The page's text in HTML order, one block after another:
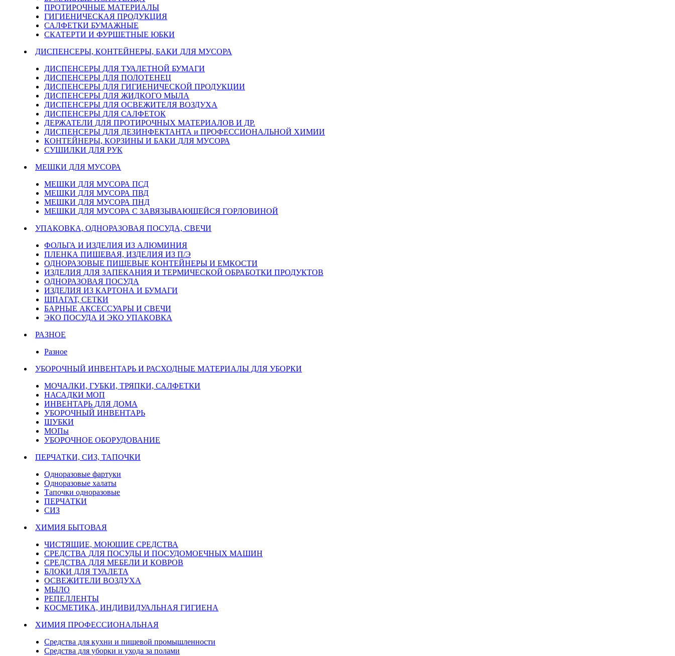
ПРОТИРОЧНЫЕ МАТЕРИАЛЫ
ГИГИЕНИЧЕСКАЯ ПРОДУКЦИЯ
САЛФЕТКИ БУМАЖНЫЕ
СКАТЕРТИ И ФУРШЕТНЫЕ ЮБКИ
ДИСПЕНСЕРЫ, КОНТЕЙНЕРЫ, БАКИ ДЛЯ МУСОРА
ДИСПЕНСЕРЫ ДЛЯ ТУАЛЕТНОЙ БУМАГИ
ДИСПЕНСЕРЫ ДЛЯ ПОЛОТЕНЕЦ
ДИСПЕНСЕРЫ ДЛЯ ГИГИЕНИЧЕСКОЙ ПРОДУКЦИИ
ДИСПЕНСЕРЫ ДЛЯ ЖИДКОГО МЫЛА
ДИСПЕНСЕРЫ ДЛЯ ОСВЕЖИТЕЛЯ ВОЗДУХА
ДИСПЕНСЕРЫ ДЛЯ САЛФЕТОК
ДЕРЖАТЕЛИ ДЛЯ ПРОТИРОЧНЫХ МАТЕРИАЛОВ И ДР.
ДИСПЕНСЕРЫ ДЛЯ ДЕЗИНФЕКТАНТА и ПРОФЕССИОНАЛЬНОЙ ХИМИИ
КОНТЕЙНЕРЫ, КОРЗИНЫ И БАКИ ДЛЯ МУСОРА
СУШИЛКИ ДЛЯ РУК
МЕШКИ ДЛЯ МУСОРА
МЕШКИ ДЛЯ МУСОРА ПСД
МЕШКИ ДЛЯ МУСОРА ПВД
МЕШКИ ДЛЯ МУСОРА ПНД
МЕШКИ ДЛЯ МУСОРА С ЗАВЯЗЫВАЮЩЕЙСЯ ГОРЛОВИНОЙ
УПАКОВКА, ОДНОРАЗОВАЯ ПОСУДА, СВЕЧИ
ФОЛЬГА И ИЗДЕЛИЯ ИЗ АЛЮМИНИЯ
ПЛЕНКА ПИЩЕВАЯ, ИЗДЕЛИЯ ИЗ П/Э
ОДНОРАЗОВЫЕ ПИЩЕВЫЕ КОНТЕЙНЕРЫ И ЕМКОСТИ
ИЗДЕЛИЯ ДЛЯ ЗАПЕКАНИЯ И ТЕРМИЧЕСКОЙ ОБРАБОТКИ ПРОДУКТОВ
ОДНОРАЗОВАЯ ПОСУДА
ИЗДЕЛИЯ ИЗ КАРТОНА И БУМАГИ
ШПАГАТ, СЕТКИ
БАРНЫЕ АКСЕССУАРЫ И СВЕЧИ
ЭКО ПОСУДА И ЭКО УПАКОВКА
РАЗНОЕ
Разное
УБОРОЧНЫЙ ИНВЕНТАРЬ И РАСХОДНЫЕ МАТЕРИАЛЫ ДЛЯ УБОРКИ
МОЧАЛКИ, ГУБКИ, ТРЯПКИ, САЛФЕТКИ
НАСАДКИ МОП
ИНВЕНТАРЬ ДЛЯ ДОМА
УБОРОЧНЫЙ ИНВЕНТАРЬ
ШУБКИ
МОПы
УБОРОЧНОЕ ОБОРУДОВАНИЕ
ПЕРЧАТКИ, СИЗ, ТАПОЧКИ
Одноразовые фартуки
Одноразовые халаты
Тапочки одноразовые
ПЕРЧАТКИ
СИЗ
ХИМИЯ БЫТОВАЯ
ЧИСТЯЩИЕ, МОЮЩИЕ СРЕДСТВА
СРЕДСТВА ДЛЯ ПОСУДЫ И ПОСУДОМОЕЧНЫХ МАШИН
СРЕДСТВА ДЛЯ МЕБЕЛИ И КОВРОВ
БЛОКИ ДЛЯ ТУАЛЕТА
ОСВЕЖИТЕЛИ ВОЗДУХА
МЫЛО
РЕПЕЛЛЕНТЫ
КОСМЕТИКА, ИНДИВИДУАЛЬНАЯ ГИГИЕНА
ХИМИЯ ПРОФЕССИОНАЛЬНАЯ
Средства для кухни и пищевой промышленности
Средства для уборки и ухода за полами